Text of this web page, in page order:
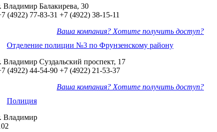
Владимир Балакирева, 30
(4922) 77-83-31 +7 (4922) 38-15-11
Ваша компания? Хотите получить доступ?
Отделение полиции №3 по Фрунзенскому району
Владимир Суздальский проспект, 17
(4922) 44-54-90 +7 (4922) 21-53-37
Ваша компания? Хотите получить доступ?
Полиция
Владимир